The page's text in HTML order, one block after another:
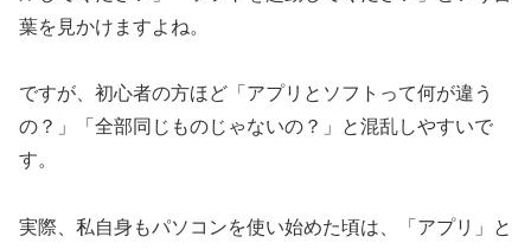
葉を見かけますよね。
ですが、初心者の方ほど「アプリとソフトって何が違う
の？」「全部同じものじゃないの？」と混乱しやすいで
す。
実際、私自身もパソコンを使い始めた頃は、「アプリ」と